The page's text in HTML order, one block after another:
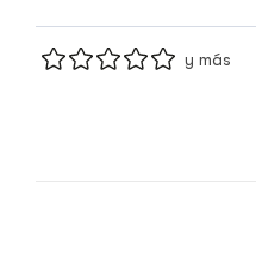
y más